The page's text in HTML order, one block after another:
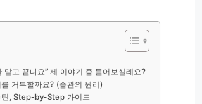
맡고 끝나요” 제 이야기 좀 들어보실래요?
거부할까요? (습관의 원리)
틴, Step-by-Step 가이드